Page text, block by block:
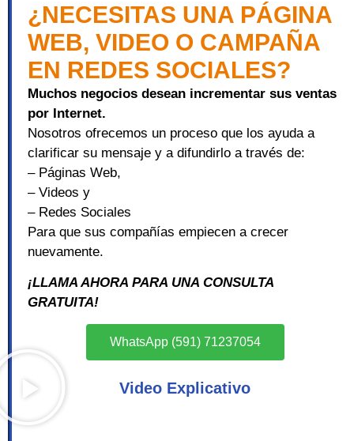
¿NECESITAS UNA PÁGINA
WEB, VIDEO O CAMPAÑA
EN REDES SOCIALES?
Muchos negocios desean incrementar sus ventas
por Internet.
Nosotros ofrecemos un proceso que los ayuda a
clarificar su mensaje y a difundirlo a través de:
– Páginas Web,
– Videos y
– Redes Sociales
Para que sus compañías empiecen a crecer
nuevamente.
¡LLAMA AHORA PARA UNA CONSULTA
GRATUITA!
WhatsApp (591) 71237054
Video Explicativo